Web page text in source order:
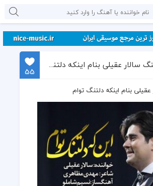
دانلود آهنگ سالار عقیلی بنام اینکه دلتنگ توام
55
بنام اینکه دلتنگ توام